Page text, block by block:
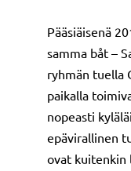
Pääsiäisenä
samma båt –
ryhmän tuella
paikalla
nopeasti
epävirallinen
ovat kuitenkin